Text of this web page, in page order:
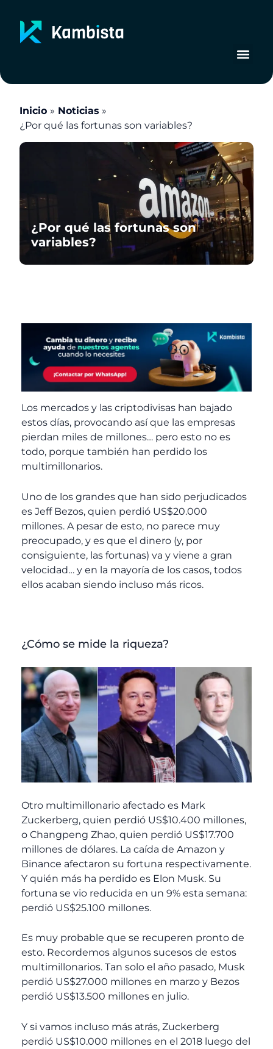
contenido
Inicio
Noticias
¿Por qué las fortunas son variables?
¿Por qué las fortunas son
variables?
Los mercados y las criptodivisas han bajado
estos días, provocando así que las empresas
pierdan miles de millones… pero esto no es
todo, porque también han perdido los
multimillonarios.
Uno de los grandes que han sido perjudicados
es Jeff Bezos, quien perdió US$20.000
millones. A pesar de esto, no parece muy
preocupado, y es que el dinero (y, por
consiguiente, las fortunas) va y viene a gran
velocidad… y en la mayoría de los casos, todos
ellos acaban siendo incluso más ricos.
¿Cómo se mide la riqueza?
Otro multimillonario afectado es Mark
Zuckerberg, quien perdió US$10.400 millones,
o Changpeng Zhao, quien perdió US$17.700
millones de dólares. La caída de Amazon y
Binance afectaron su fortuna respectivamente.
Y quién más ha perdido es Elon Musk. Su
fortuna se vio reducida en un 9% esta semana:
perdió US$25.100 millones.
Es muy probable que se recuperen pronto de
esto. Recordemos algunos sucesos de estos
multimillonarios. Tan solo el año pasado, Musk
perdió US$27.000 millones en marzo y Bezos
perdió US$13.500 millones en julio.
Y si vamos incluso más atrás, Zuckerberg
perdió US$10.000 millones en el 2018 luego del